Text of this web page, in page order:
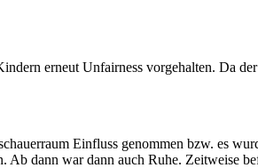
erneut Unfairness vorgehalten. Da
Einfluss genommen bzw. es
dann war dann auch Ruhe. Zeitweise